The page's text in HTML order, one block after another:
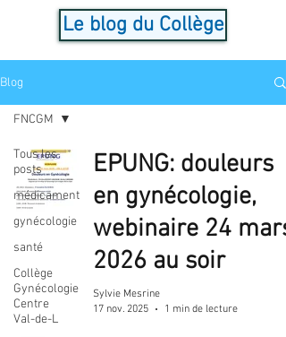
Le blog du Collège
Blog
Tous les
posts
médicament
gynécologie
santé
Collège
Gynécologie
Centre
Val-de-L
FNCGM
EPUNG: douleurs
en gynécologie,
webinaire 24 mars
2026 au soir
Sylvie Mesrine
17 nov. 2025
1 min de lecture